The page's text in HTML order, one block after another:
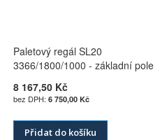
Paletový regál SL20
3366/1800/1000 - základní pole
8 167,50 Kč
6 750,00 Kč
Přidat do košíku